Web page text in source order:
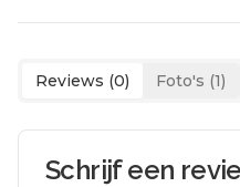
Reviews (0) Foto's (1)
Schrijf een